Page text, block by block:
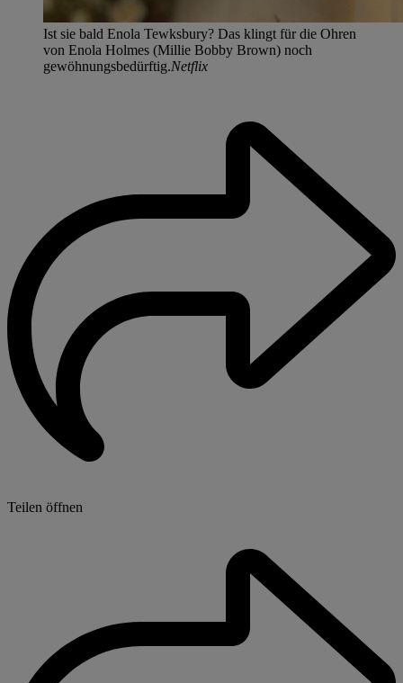
Ist sie bald Enola Tewksbury? Das klingt für die Ohren
von Enola Holmes (Millie Bobby Brown) noch
gewöhnungsbedürftig.Netflix
Teilen öffnen